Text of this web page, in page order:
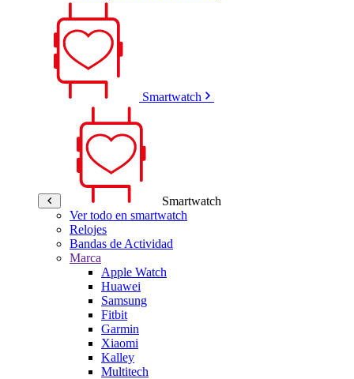
Smartwatch
Smartwatch
Ver todo en smartwatch
Relojes
Bandas de Actividad
Marca
Apple Watch
Huawei
Samsung
Fitbit
Garmin
Xiaomi
Kalley
Multitech